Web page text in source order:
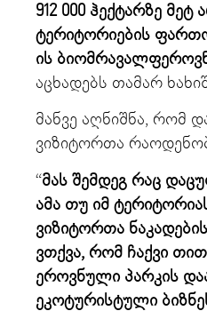
912 000 ჰექტარზე
ტერიტორიების
ის
აცხადებს თამარ
მანვე აღნიშნა, რომ
ვიზიტორთა
“მას შემდეგ რაც
ამა თუ იმ
ვიზიტორთა
ვთქვა, რომ ჩაქვი
ეროვნული პარკის
ეკოტურისტული